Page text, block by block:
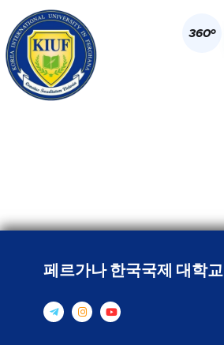
360o
페르가나 한국국제 대학교